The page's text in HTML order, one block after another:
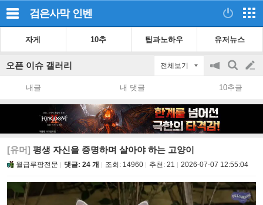
검은사막 인벤
자게 10추 팁과노하우 유저뉴스
오픈 이슈 갤러리 전체보기
공
지
on/off
검
색
글
쓰
내글 내 댓글 10추글
[유머] 평생 자신을 증명하며 살아야 하는 고양이
월급루팡전문 댓글: 24 개 조회: 14960 추천: 21 2026-07-07 12:55:04